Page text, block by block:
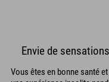
Envie de
Vous êtes en bonne santé